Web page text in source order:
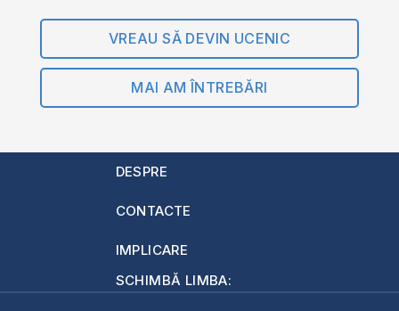
VREAU SĂ DEVIN UCENIC
MAI AM ÎNTREBĂRI
DESPRE
CONTACTE
IMPLICARE
SCHIMBĂ LIMBA: